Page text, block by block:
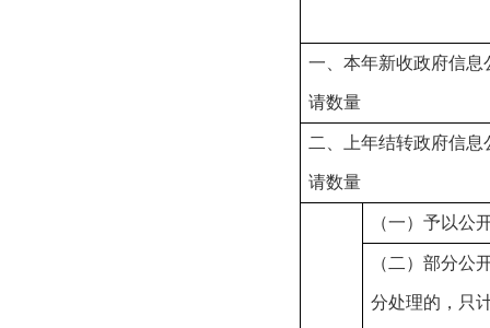
一、本年新收政府信息
请数量
二、上年结转政府信息
请数量
（一）予以公
（二）部分公
分处理的，只